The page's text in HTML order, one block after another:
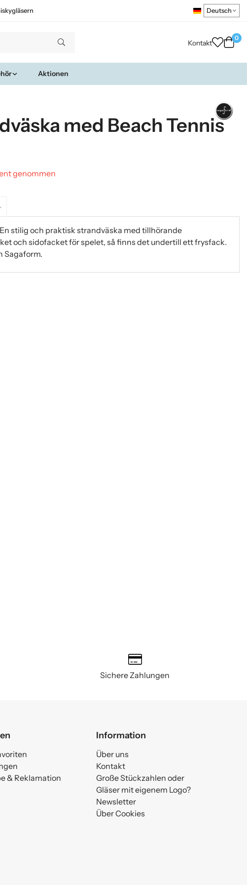
Kontakt
0
Aktionen
med Beach Tennis
genommen
stilig och praktisk strandväska med tillhörande
och sidofacket för spelet, så finns det undertill ett frysfack.
Sagaform.
Sichere Zahlungen
& Reklamation
Information
Über uns
Kontakt
Große Stückzahlen oder
Gläser mit eigenem Logo?
Newsletter
Über Cookies